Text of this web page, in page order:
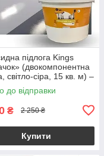
підлога Kings
(двокомпонентна
світло-сіра, 15 кв. м) –
наливну підлогу в
до відправки
₴ 2 250 ₴
Купити